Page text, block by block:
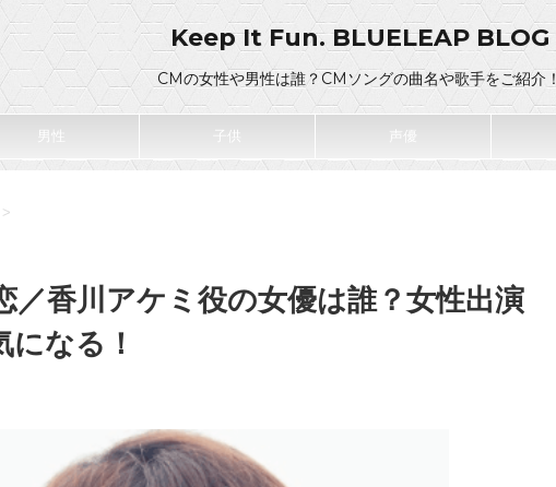
Keep It Fun. BLUELEAP BLOG
CMの女性や男性は誰？CMソングの曲名や歌手をご紹介！
男性 子供 声優
>
／香川アケミ役の女優は誰？女性出演
なる！